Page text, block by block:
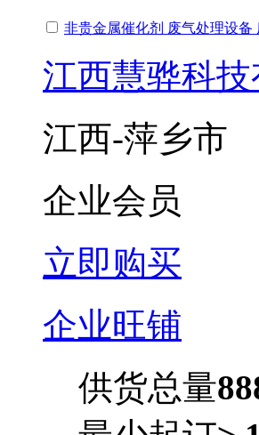
非贵金属催化剂 废气处理设备
江西慧骅科技
江西-萍乡市
企业会员
立即购买
企业旺铺
供货总量